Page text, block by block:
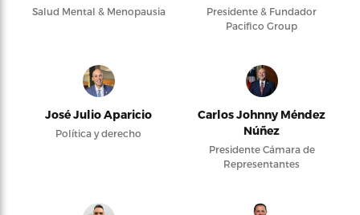
Salud Mental & Menopausia
Presidente & Fundador
Pacifico Group
José Julio Aparicio
Política y derecho
Carlos Johnny Méndez
Núñez
Presidente Cámara de
Representantes